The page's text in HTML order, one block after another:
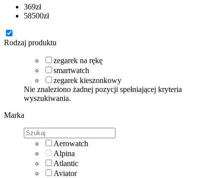
369zł
58500zł
Rodzaj produktu
zegarek na rękę
smartwatch
zegarek kieszonkowy
Nie znaleziono żadnej pozycji spełniającej kryteria
wyszukiwania.
Marka
Aerowatch
Alpina
Atlantic
Aviator